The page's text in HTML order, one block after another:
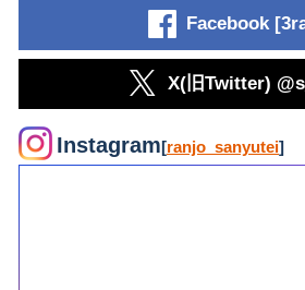
Facebook
X(旧Twitter)
Instagram[ranjo_sanyutei]